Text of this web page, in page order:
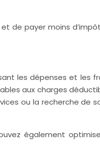
de payer moins
les dépenses et les
aux charges
ou la recherche de
également